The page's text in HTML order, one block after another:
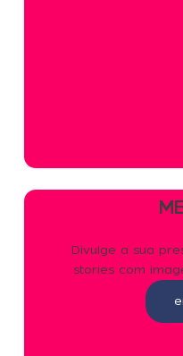
Divulge a sua
stories com